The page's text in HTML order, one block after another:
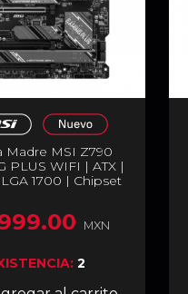
Madre MSI Z790
PLUS WIFI | ATX |
1700 | Chipset
| 1 x HDMI / 1 x
| Wi-Fi 6E |
5.3 | Negro | Z790
MXN
2